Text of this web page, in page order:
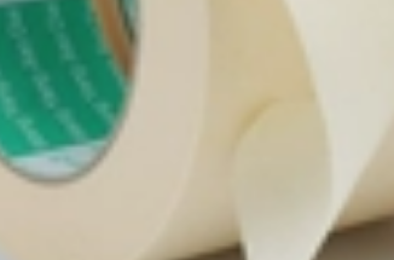
Keo dán hai mặt 3M
màu trắng cố định
xe Velcro có độ
nhớt cao với màn
che gia dụng, tấm
lót chân chống ánh
sáng xe hơi, khóa
cửa, băng dính tự